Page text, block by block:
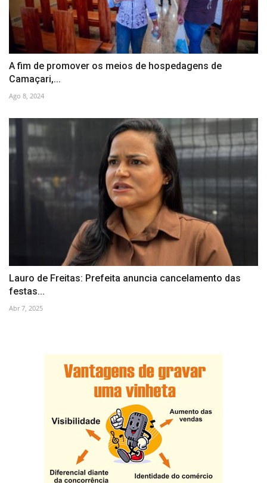
A fim de promover os meios de hospedagens de
Camaçari,...
Ago 8, 2024
Lauro de Freitas: Prefeita anuncia cancelamento das
festas...
Abr 7, 2025